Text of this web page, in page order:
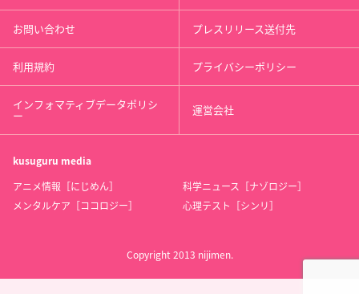
お問い合わせ プレスリリース送付先
利用規約 プライバシーポリシー
インフォマティブデータポリシ
ー 運営会社
kusuguru media
アニメ情報［にじめん］
科学ニュース［ナゾロジー］
メンタルケア［ココロジー］
心理テスト［シンリ］
Copyright 2013 nijimen.